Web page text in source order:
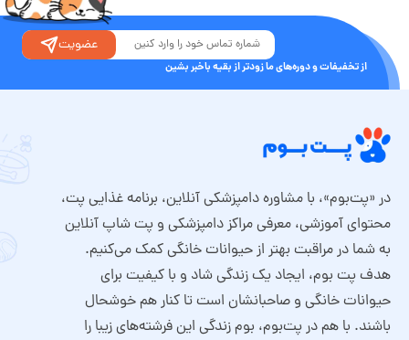
از تخفیفات و دوره‌های ما زودتر از بقیه باخبر بشین
عضویت
در «پت‌بوم»، با مشاوره دامپزشکی آنلاین، برنامه غذایی پت،
محتوای آموزشی، معرفی مراکز دامپزشکی و پت شاپ آنلاین
به شما در مراقبت بهتر از حیوانات خانگی کمک می‌کنیم.
هدف پت بوم، ایجاد یک زندگی شاد و با کیفیت برای
حیوانات خانگی و صاحبانشان است تا کنار هم خوشحال
باشند. با هم در پت‌بوم، بوم زندگی این فرشته‌های زیبا را